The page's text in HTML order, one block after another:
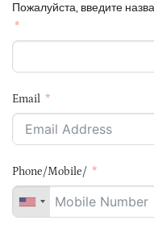
Пожалуйста, введите
Email
Phone/Mobile/